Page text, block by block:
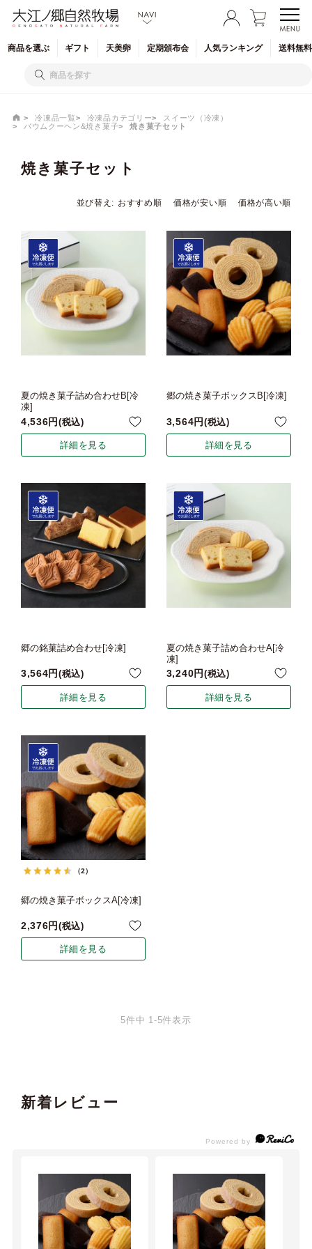
商品を選ぶ ギフト 天美卵 定期頒布会 人気ランキング 送料無
冷凍品一覧 冷凍品カテゴリー
スイーツ（冷凍）
バウムクーヘン&焼き菓子
焼き菓子セット
焼き菓子セット
並び替え おすすめ順 価格が安い順 価格が高い順
夏の焼き菓子詰め合わせB[冷
凍]
4,536 税込
詳細を見る
郷の焼き菓子ボックスB[冷凍]
3,564 税込
詳細を見る
郷の銘菓詰め合わせ[冷凍]
3,564 税込
詳細を見る
夏の焼き菓子詰め合わせA[冷
凍]
3,240 税込
詳細を見る
（2）
郷の焼き菓子ボックスA[冷凍]
2,376 税込
詳細を見る
5件中 1-5件表示
新着レビュー